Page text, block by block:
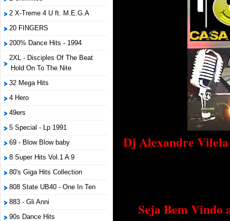
2 X-Treme 4 U ft. M.E.G.A
20 FINGERS
200% Dance Hits - 1994
2XL - Disciples Of The Beat
Hold On To The Nite
32 Mega Hits
4 Hero
49ers
5 Special - Lp 1991
69 - Blow Blow baby
8 Super Hits Vol.1 A 9
80's Giga Hits Collection
808 State UB40 - One In Ten
883 - Gli Anni
90s Dance Hits
Dj Alexandre Vilela
Seja Bem Vindo